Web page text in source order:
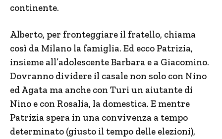
continente.
Alberto, per fronteggiare il fratello, chiama
così da Milano la famiglia. Ed ecco Patrizia,
insieme all’adolescente Barbara e a Giacomino.
Dovranno dividere il casale non solo con Nino
ed Agata ma anche con Turi un aiutante di
Nino e con Rosalia, la domestica. E mentre
Patrizia spera in una convivenza a tempo
determinato (giusto il tempo delle elezioni),